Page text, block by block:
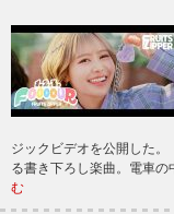
ジックビデオを公開した
る書き下ろし楽曲。電車
む